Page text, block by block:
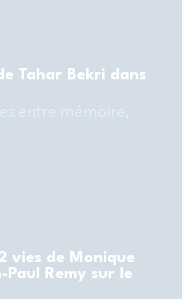
Tahar Bekri dans
vies de Monique
Paul Remy sur le